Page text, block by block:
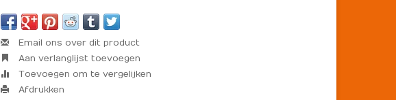
Email ons over dit product
Aan verlanglijst toevoegen
Toevoegen om te vergelijken
Afdrukken